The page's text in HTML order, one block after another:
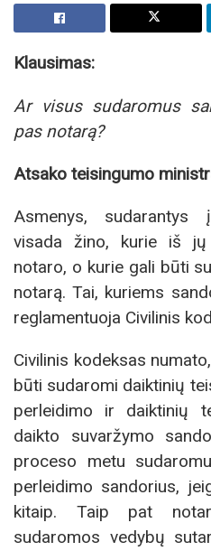
Klausimas:
Ar visus sudaromus
pas notarą?
Atsako teisingumo
Asmenys, sudarantys
visada žino, kurie iš
notaro, o kurie gali būti
notarą. Tai, kuriems
reglamentuoja Civilinis
Civilinis kodeksas
būti sudaromi daiktinių
perleidimo ir daiktinių
daikto suvaržymo
proceso metu
perleidimo sandorius,
kitaip. Taip pat
sudaromos vedybų